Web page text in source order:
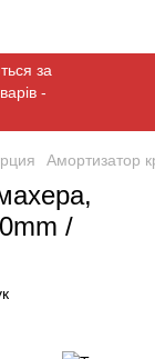
за
-
Амортизатор
/